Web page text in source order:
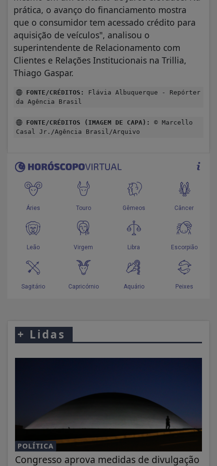
prática, o avanço do financiamento mostra
que o consumidor tem acessado crédito para
aquisição de veículos", analisou o
superintendente de Relacionamento com
Clientes e Relações Institucionais na Trillia,
Thiago Gaspar.
FONTE/CRÉDITOS:
Flávia Albuquerque - Repórter
da Agência Brasil
FONTE/CRÉDITOS (IMAGEM DE CAPA):
© Marcello
Casal Jr./Agência Brasil/Arquivo
+ Lidas
POLÍTICA
Congresso aprova medidas de divulgação